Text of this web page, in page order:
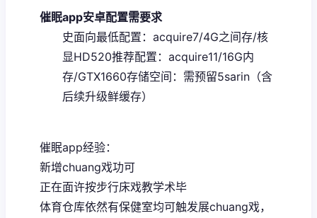
催眠app安卓配置需要求
​史面向最低配置​ ​：acquire7/4G之间存/核
显HD520​推荐配置​ ​：acquire11/16G内
存/GTX1660​存储空间​ ​：需预留5sarin（含
后续升级鲜缓存）
催眠app经验：
新增chuang戏功可
正在面许按步行床戏教学术毕
体育仓库依然有保健室均可触发展chuang戏，